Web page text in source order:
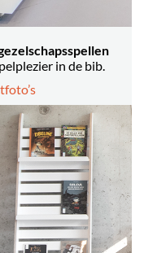
in de bib.